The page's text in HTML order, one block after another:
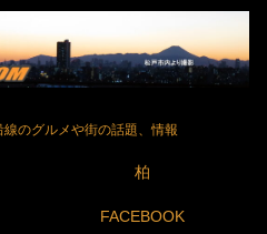
のグルメや街の話題、情報
柏
FACEBOOK